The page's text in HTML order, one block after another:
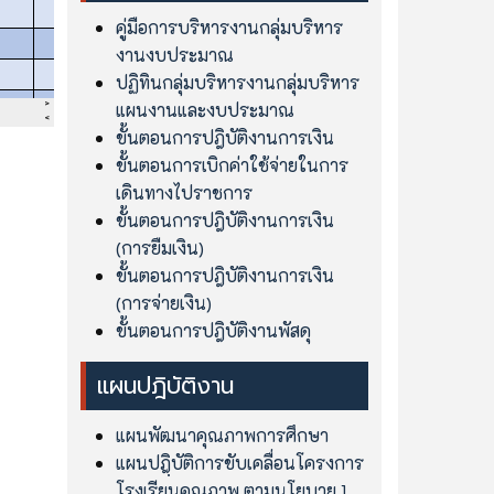
คู่มือการบริหารงานกลุ่มบริหาร
งานงบประมาณ
ปฏิทินกลุ่มบริหารงานกลุ่มบริหาร
แผนงานและงบประมาณ
ขั้นตอนการปฎิบัติงานการเงิน
ขั้นตอนการเบิกค่าใช้จ่ายในการ
เดินทางไปราชการ
ขั้นตอนการปฎิบัติงานการเงิน
(การยืมเงิน)
ขั้นตอนการปฎิบัติงานการเงิน
(การจ่ายเงิน)
ขั้นตอนการปฎิบัติงานพัสดุ
แผนปฎิบัติงาน
แผนพัฒนาคุณภาพการศึกษา
แผนปฎฺิบัติการขับเคลื่อนโครงการ